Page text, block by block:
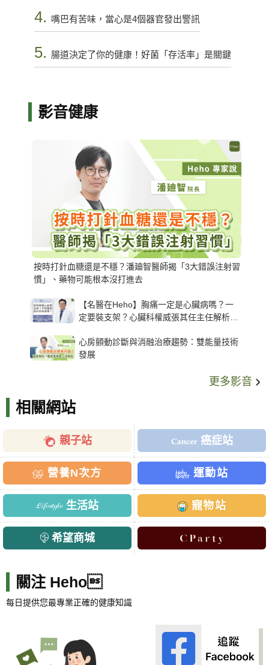
4. 嘴巴有苦味，當心是4個器官發出警訊
5. 腸道決定了你的健康！好菌「存活率」是關鍵
影音健康
按時打針血糖還是不穩？潘廸智醫師揭「3大錯誤注射習
慣」、藥物可能根本沒打進去
【名醫在Heho】胸痛一定是心臟病嗎？一
定要裝支架？心臟科權威張其任主任解析支
心房顫動診斷與消融治療趨勢：雙能量技術
發展
更多影音
相關網站
親子站 癌症站
營養N次方 運動站
生活站 寵物站
希望商城
關注 Heho
每日提供您最專業正確的健康知識